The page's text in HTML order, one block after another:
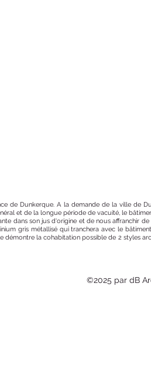
de Dunkerque. A la demande de la ville de
et de la longue période de vacuité, le
dans son jus d'origine et de nous affranchir
gris métallisé qui tranchera avec le
démontre la cohabitation possible de 2 styles
©2025 par dB